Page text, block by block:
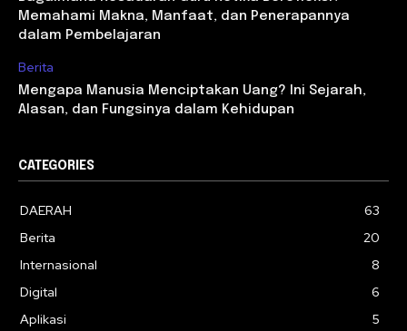
Memahami Makna, Manfaat, dan Penerapannya
dalam Pembelajaran
Berita
Mengapa Manusia Menciptakan Uang? Ini Sejarah,
Alasan, dan Fungsinya dalam Kehidupan
CATEGORIES
DAERAH
63
Berita
20
Internasional
8
Digital
6
Aplikasi
5